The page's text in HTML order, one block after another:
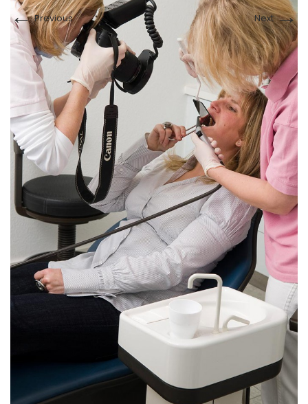
←Previous Next→